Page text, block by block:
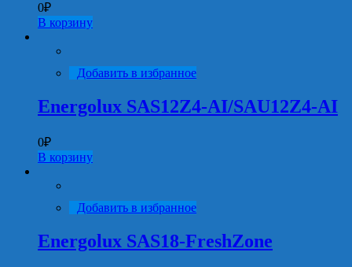
0₽
В корзину
Добавить в избранное
Energolux SAS12Z4-AI/SAU12Z4-AI
0₽
В корзину
Добавить в избранное
Energolux SAS18-FreshZone